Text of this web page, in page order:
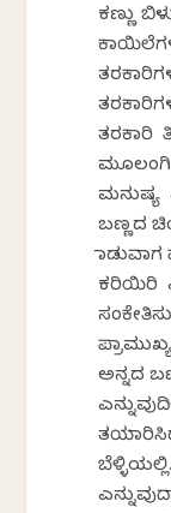
ಕಣ್ಣು
ತರಕಾರಿ
ಮೂಲಂಗಿ
ಮನುಷ್ಯ
ಬಣ್ಣದ
ಕರಿಯಿರಿ
ಅನ್ನದ